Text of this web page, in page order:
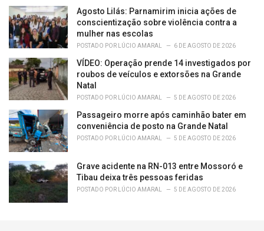
Agosto Lilás: Parnamirim inicia ações de
conscientização sobre violência contra a
mulher nas escolas
POSTADO POR LÚCIO AMARAL 6 DE AGOSTO DE 2026
VÍDEO: Operação prende 14 investigados por
roubos de veículos e extorsões na Grande
Natal
POSTADO POR LÚCIO AMARAL 5 DE AGOSTO DE 2026
Passageiro morre após caminhão bater em
conveniência de posto na Grande Natal
POSTADO POR LÚCIO AMARAL 5 DE AGOSTO DE 2026
Grave acidente na RN-013 entre Mossoró e
Tibau deixa três pessoas feridas
POSTADO POR LÚCIO AMARAL 5 DE AGOSTO DE 2026